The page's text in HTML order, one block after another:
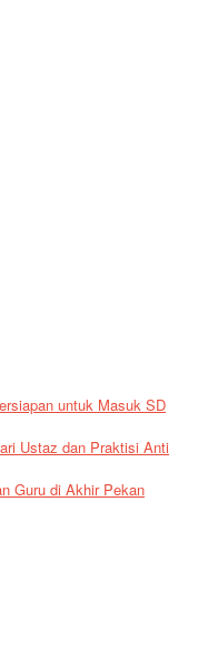
untuk Masuk SD
Ustaz dan Praktisi Anti
Guru di Akhir Pekan